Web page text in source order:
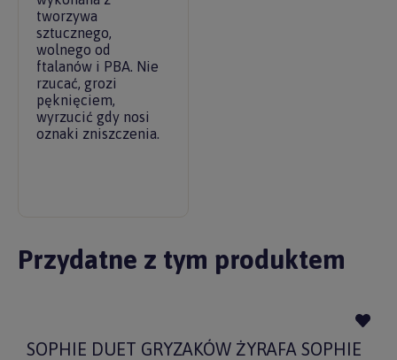
tworzywa
sztucznego,
wolnego od
ftalanów i PBA. Nie
rzucać, grozi
pęknięciem,
wyrzucić gdy nosi
oznaki zniszczenia.
Przydatne z tym produktem
SOPHIE DUET GRYZAKÓW ŻYRAFA SOPHIE